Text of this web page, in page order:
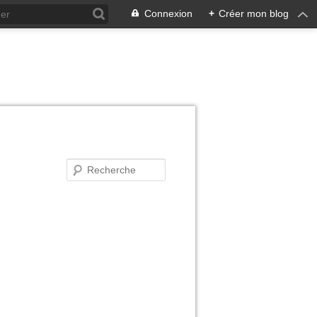
Connexion + Créer mon blog